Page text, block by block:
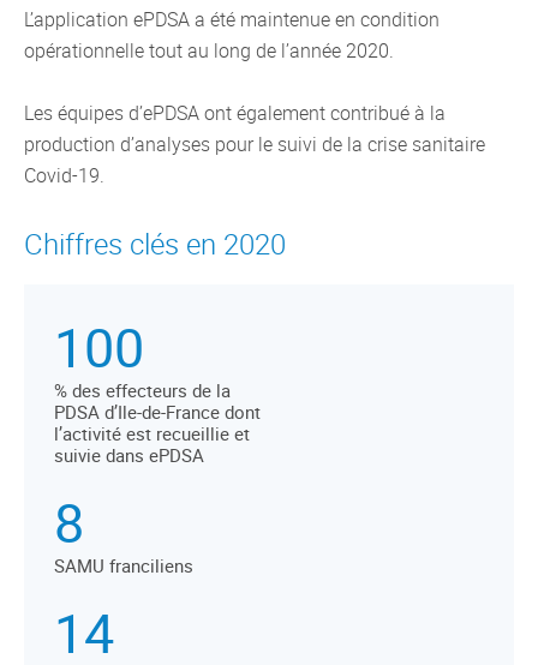
L’application ePDSA a été maintenue en condition
opérationnelle tout au long de l’année 2020.
Les équipes d’ePDSA ont également contribué à la
production d’analyses pour le suivi de la crise sanitaire
Covid-19.
Chiffres clés en 2020
100
% des effecteurs de la
PDSA d’Ile-de-France dont
l’activité est recueillie et
suivie dans ePDSA
8
SAMU franciliens
14